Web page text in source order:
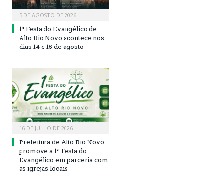
5 DE AGOSTO DE 2026
1ª Festa do Evangélico de
Alto Rio Novo acontece nos
dias 14 e 15 de agosto
16 DE JULHO DE 2026
Prefeitura de Alto Rio Novo
promove a 1ª Festa do
Evangélico em parceria com
as igrejas locais